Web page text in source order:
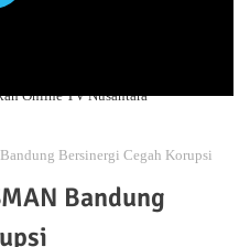
Online TV Nusantara
Bersinergi Cegah Korupsi
Bandung